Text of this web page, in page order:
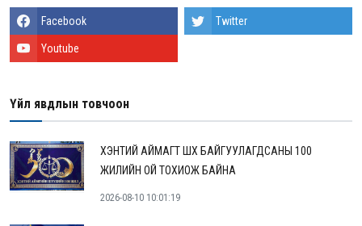
Facebook Twitter
Youtube
Үйл явдлын товчоон
ХЭНТИЙ АЙМАГТ ШҮҮХ БАЙГУУЛАГДСАНЫ 100
ЖИЛИЙН ОЙ ТОХИОЖ БАЙНА
2026-08-10 10:01:19